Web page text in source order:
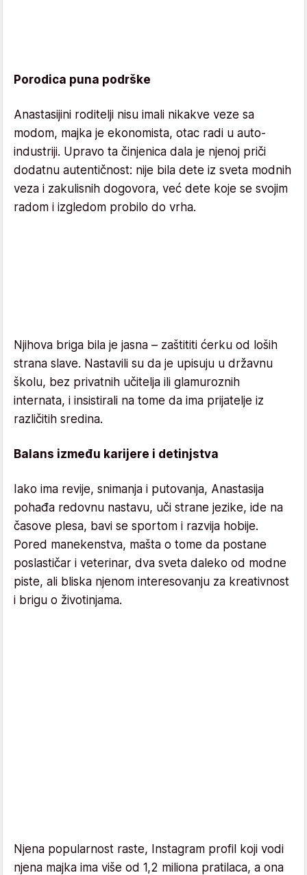
Porodica puna podrške
Anastasijini roditelji nisu imali nikakve veze sa
modom, majka je ekonomista, otac radi u auto-
industriji. Upravo ta činjenica dala je njenoj priči
dodatnu autentičnost: nije bila dete iz sveta modnih
veza i zakulisnih dogovora, već dete koje se svojim
radom i izgledom probilo do vrha.
Njihova briga bila je jasna – zaštititi ćerku od loših
strana slave. Nastavili su da je upisuju u državnu
školu, bez privatnih učitelja ili glamuroznih
internata, i insistirali na tome da ima prijatelje iz
različitih sredina.
Balans između karijere i detinjstva
Iako ima revije, snimanja i putovanja, Anastasija
pohađa redovnu nastavu, uči strane jezike, ide na
časove plesa, bavi se sportom i razvija hobije.
Pored manekenstva, mašta o tome da postane
poslastičar i veterinar, dva sveta daleko od modne
piste, ali bliska njenom interesovanju za kreativnost
i brigu o životinjama.
Njena popularnost raste, Instagram profil koji vodi
njena majka ima više od 1,2 miliona pratilaca, a ona